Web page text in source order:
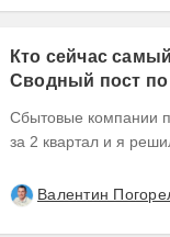
Кто сейчас
Сводный пост
Сбытовые компании
за 2 квартал и я
Валентин